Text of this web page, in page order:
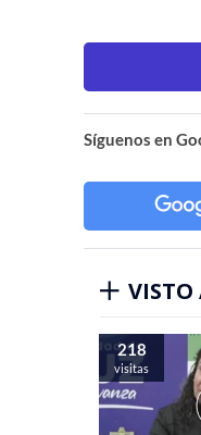
Síguenos en
VISTO
218
visitas